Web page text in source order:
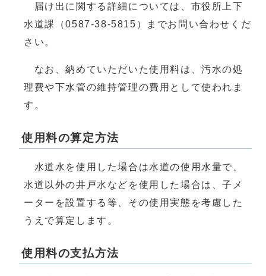
届け出に関する詳細については、市役所上下
水道課（0587-38-5815）までお問い合わせくだ
さい。
なお、納めていただいた使用料は、汚水の処
理費や下水管の維持管理の費用として使われま
す。
使用料の算定方法
水道水を使用した場合は水道の使用水量で、
水道以外の井戸水などを使用した場合は、子メ
ーターを設置する等、その使用実態を考慮した
うえで算定します。
使用料の支払方法